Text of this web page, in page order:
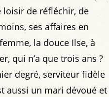
loisir de réfléchir, de
ses affaires en
la douce Ilse, à
qui n’a que trois ans ?
degré, serviteur fidèle
aussi un mari dévoué et